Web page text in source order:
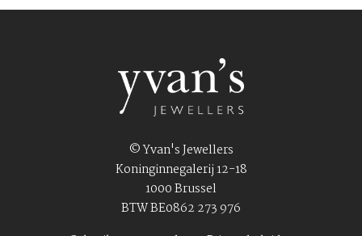
© Yvan's Jewellers
Koninginnegalerij 12-18
1000 Brussel
BTW BE0862 273 976